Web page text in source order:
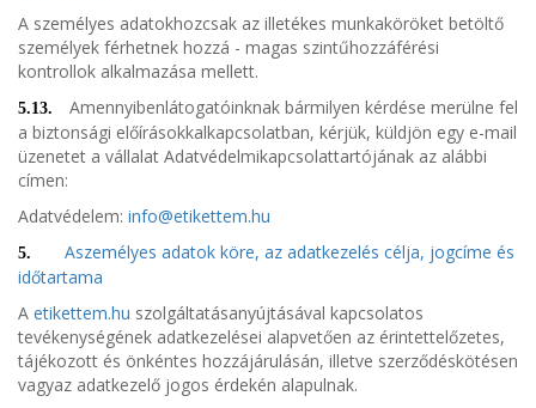
A személyes adatokhozcsak az illetékes munkaköröket betöltő
személyek férhetnek hozzá - magas szintűhozzáférési
kontrollok alkalmazása mellett.
5.13.
Amennyibenlátogatóinknak bármilyen kérdése merülne fel
a biztonsági előírásokkalkapcsolatban, kérjük, küldjön egy e-mail
üzenetet a vállalat Adatvédelmikapcsolattartójának az alábbi
címen:
Adatvédelem: info@etikettem.hu
5.
Aszemélyes adatok köre, az adatkezelés célja, jogcíme és
időtartama
A etikettem.hu szolgáltatásanyújtásával kapcsolatos
tevékenységének adatkezelései alapvetően az érintettelőzetes,
tájékozott és önkéntes hozzájárulásán, illetve szerződéskötésen
vagyaz adatkezelő jogos érdekén alapulnak.